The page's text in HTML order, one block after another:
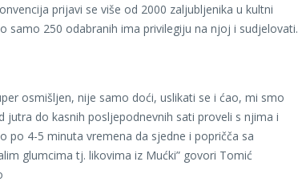
prijavi se više od 2000 zaljubljenika u kultni
samo 250 odabranih ima privilegiju na njoj i sudjelovati.
osmišljen, nije samo doći, uslikati se i ćao, mi smo
jutra do kasnih posljepodnevnih sati proveli s njima i
po 4-5 minuta vremena da sjedne i popričča sa
glumcima tj. likovima iz Mućki” govori Tomić